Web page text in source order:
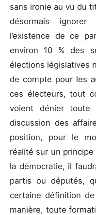
sans ironie au vu du
désormais
l’existence de ce
environ 10 % des
élections législatives
de compte pour les
ces électeurs, tout
voient dénier
discussion des
position, pour le
réalité sur un
la démocratie, il
partis ou députés,
certaine définition
manière, toute